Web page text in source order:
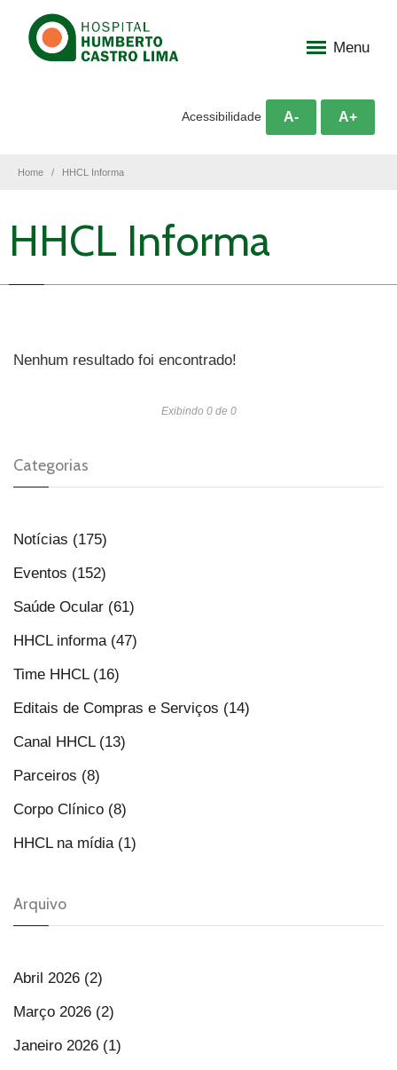
Menu
Acessibilidade A- A+
Home HHCL Informa
HHCL Informa
Nenhum resultado foi encontrado!
Exibindo 0 de 0
Categorias
Notícias (175)
Eventos (152)
Saúde Ocular (61)
HHCL informa (47)
Time HHCL (16)
Editais de Compras e Serviços (14)
Canal HHCL (13)
Parceiros (8)
Corpo Clínico (8)
HHCL na mídia (1)
Arquivo
Abril 2026 (2)
Março 2026 (2)
Janeiro 2026 (1)